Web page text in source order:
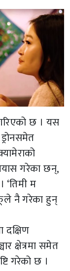
छ । यस
गरेका छन्,
म
नै गरेका हुन्
दक्षिण
क्षेत्रमा समेत
गरेको छ ।